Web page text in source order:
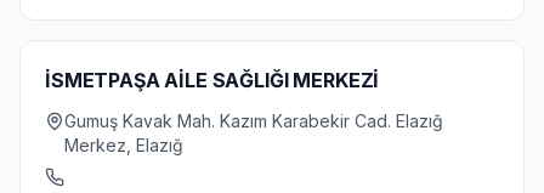
İSMETPAŞA AİLE SAĞLIĞI MERKEZİ
Gumuş Kavak Mah. Kazım Karabekir Cad. Elazığ
Merkez, Elazığ